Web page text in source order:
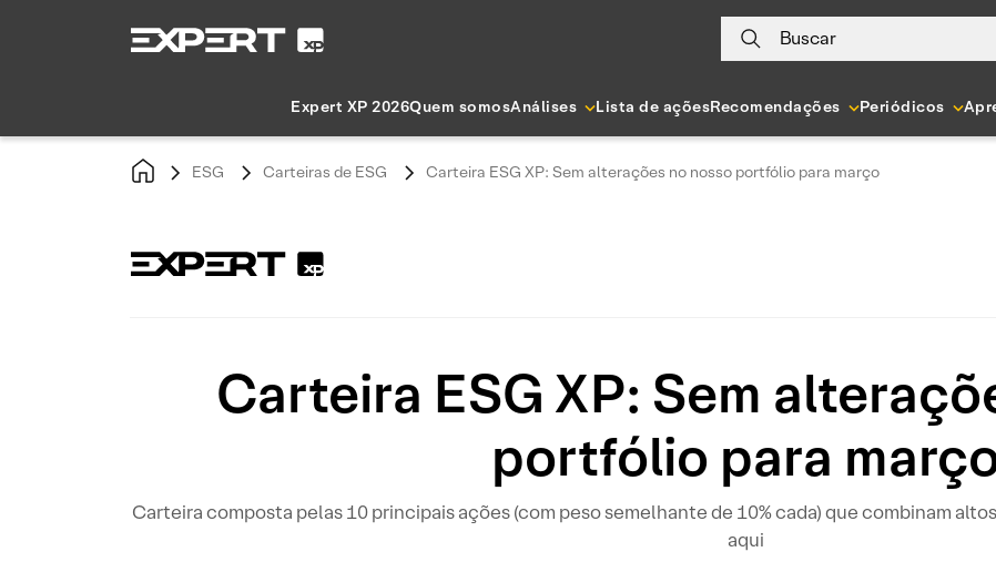
Buscar
Expert XP 2026Quem somosAnálises Lista de açõesRecomendações Periódicos
ESG Carteiras de ESG Carteira ESG XP: Sem alterações no nosso portfólio para março
Carteira ESG XP: Sem
portfólio para
Carteira composta pelas 10 principais ações (com peso semelhante de 10% cada) que combinam
aqui